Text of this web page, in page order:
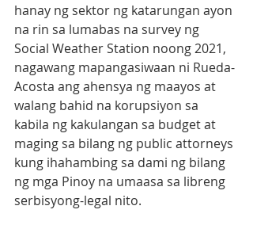
hanay ng sektor ng katarungan ayon
na rin sa lumabas na survey ng
Social Weather Station noong 2021,
nagawang mapangasiwaan ni Rueda-
Acosta ang ahensya ng maayos at
walang bahid na korupsiyon sa
kabila ng kakulangan sa budget at
maging sa bilang ng public attorneys
kung ihahambing sa dami ng bilang
ng mga Pinoy na umaasa sa libreng
serbisyong-legal nito.